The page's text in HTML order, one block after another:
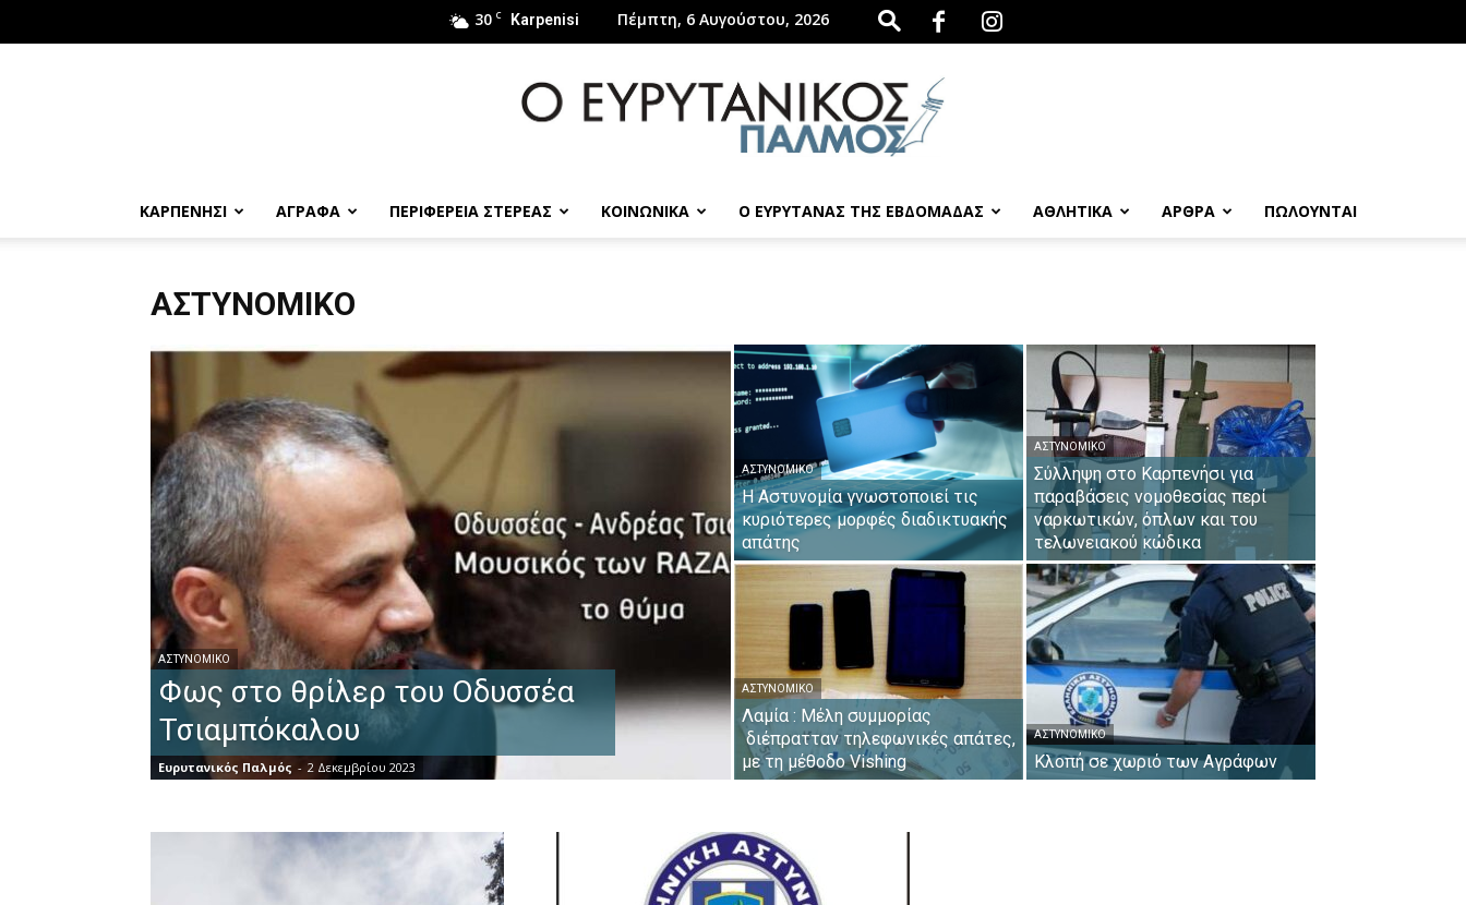
30 C Karpenisi Πέμπτη, 6 Αυγούστου, 2026
ΚΑΡΠΕΝΗΣΙ ΑΓΡΑΦΑ ΠΕΡΙΦΕΡΕΙΑ ΣΤΕΡΕΑΣ ΚΟΙΝΩΝΙΚΑ Ο ΕΥΡΥΤΑΝΑΣ ΤΗΣ ΕΒΔΟΜΑΔΑΣ ΑΘΛΗΤΙΚΑ ΑΡΘΡΑ ΠΩΛΟΎΝΤΑΙ
ΑΣΤΥΝΟΜΙΚΌ
ΑΣΤΥΝΟΜΙΚΌ
Φως στο θρίλερ του Οδυσσέα
Τσιαμπόκαλου
Ευρυτανικός Παλμός - 2 Δεκεμβρίου 2023
ΑΣΤΥΝΟΜΙΚΌ
Η Αστυνομία γνωστοποιεί τις
κυριότερες μορφές διαδικτυακής
απάτης
ΑΣΤΥΝΟΜΙΚΌ
Σύλληψη στο Καρπενήσι για
παραβάσεις νομοθεσίας περί
ναρκωτικών, όπλων και του
τελωνειακού κώδικα
ΑΣΤΥΝΟΜΙΚΌ
Λαμία : Μέλη συμμορίας
διέπρατταν τηλεφωνικές απάτες,
με τη μέθοδο Vishing
ΑΣΤΥΝΟΜΙΚΌ
Κλοπή σε χωριό των Αγράφων